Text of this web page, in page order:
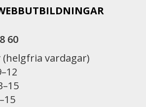
60
(helgfria vardagar)